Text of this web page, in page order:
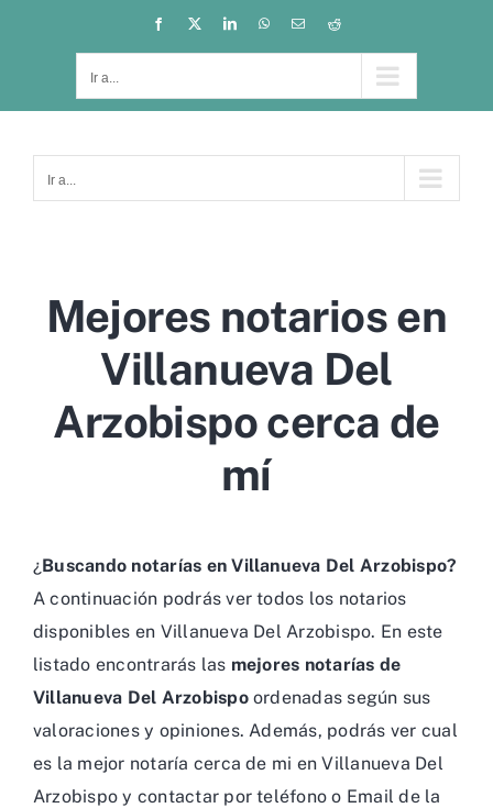
Facebook
X LinkedInWhatsAppCorreo
electrónico
Reddit
Ir a...
Ir a...
Mejores notarios en
Villanueva Del
Arzobispo cerca de
mí
¿Buscando notarías en Villanueva Del Arzobispo?
A continuación podrás ver todos los notarios
disponibles en Villanueva Del Arzobispo. En este
listado encontrarás las mejores notarías de
Villanueva Del Arzobispoordenadas según sus
valoraciones y opiniones. Además, podrás ver cual
es la mejor notaría cerca de mi en Villanueva Del
Arzobispo y contactar por teléfono o Email de la